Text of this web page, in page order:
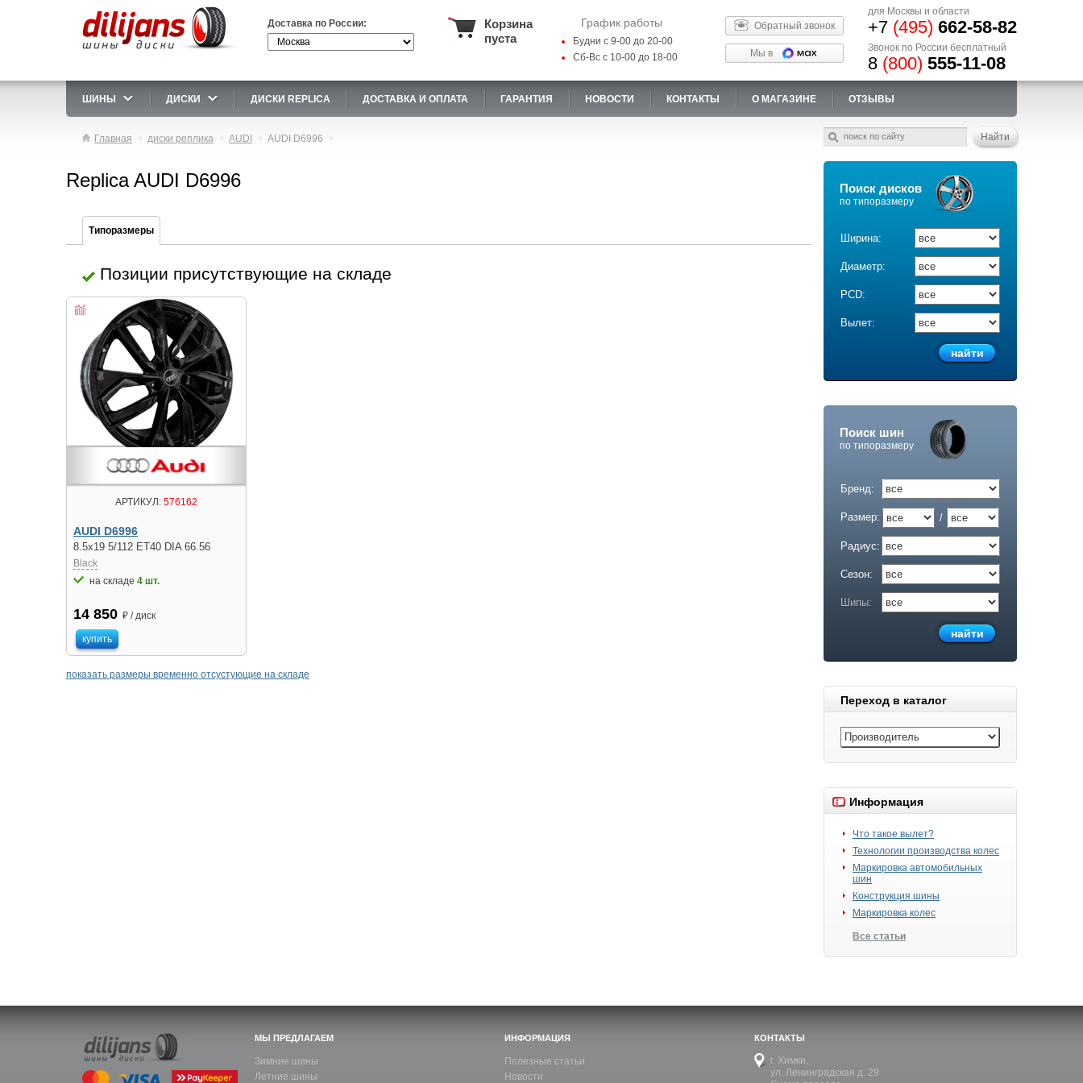
Доставка по России:
Корзина
пуста
График работы
Будни с 9-00 до 20-00
Сб-Вс с 10-00 до 18-00
Обратный звонок
Мы в
для Москвы и области
+7 (495) 662-58-82
Звонок по России бесплатный
8 (800) 555-11-08
ШИНЫ ДИСКИ ДИСКИ REPLICA ДОСТАВКА И ОПЛАТА ГАРАНТИЯ НОВОСТИ КОНТАКТЫ О МАГАЗИНЕ ОТЗЫВЫ
Главная диски реплика AUDI AUDI D6996
Поиск дисков
по типоразмеру
Ширина:
Диаметр:
PCD:
Вылет:
Поиск шин
по типоразмеру
Бренд:
Размер: /
Радиус:
Сезон:
Шипы:
Переход в каталог
Информация
Что такое вылет?
Технологии производства колес
Маркировка автомобильных
шин
Конструкция шины
Маркировка колес
Все статьи
Replica AUDI D6996
Типоразмеры
Позиции присутствующие на складе
АРТИКУЛ:576162
AUDI D6996
8.5x19 5/112 ET40 DIA 66.56
Black
на складе 4 шт.
14 850 ₽ / диск
купить
показать размеры временно отсустующие на складе
МЫ ПРЕДЛАГАЕМ
Зимние шины
Летние шины
ИНФОРМАЦИЯ
Полезные статьи
Новости
КОНТАКТЫ
г. Химки,
ул. Ленинградская д. 29